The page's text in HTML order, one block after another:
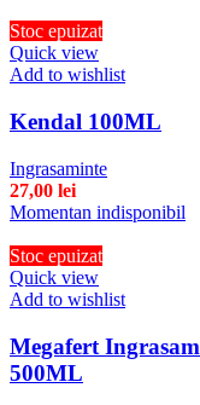
Stoc epuizat
Quick view
Add to wishlist
Kendal 100ML
Ingrasaminte
27,00 lei
Momentan indisponibil
Stoc epuizat
Quick view
Add to wishlist
Megafert
500ML